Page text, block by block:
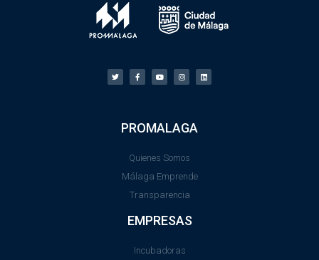
PROMALAGA
Quienes Somos
Málaga Emprende
Transparencia
EMPRESAS
Incubadoras